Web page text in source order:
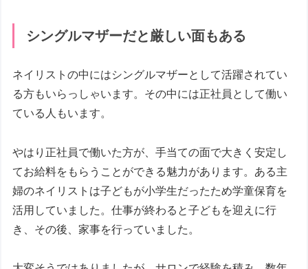
シングルマザーだと厳しい面もある
ネイリストの中にはシングルマザーとして活躍されてい
る方もいらっしゃいます。その中には正社員として働い
ている人もいます。
やはり正社員で働いた方が、手当ての面で大きく安定し
てお給料をもらうことができる魅力があります。ある主
婦のネイリストは子どもが小学生だったため学童保育を
活用していました。仕事が終わると子どもを迎えに行
き、その後、家事を行っていました。